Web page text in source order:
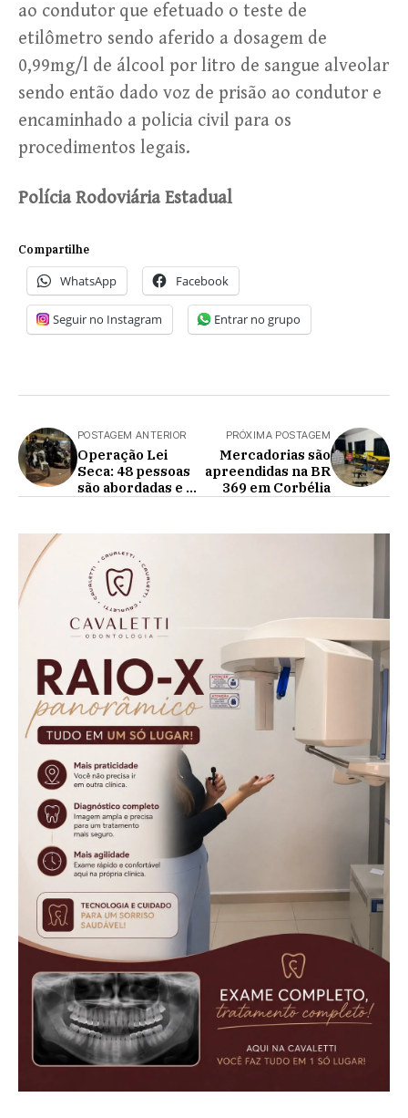
ao condutor que efetuado o teste de
etilômetro sendo aferido a dosagem de
0,99mg/l de álcool por litro de sangue alveolar
sendo então dado voz de prisão ao condutor e
encaminhado a policia civil para os
procedimentos legais.
Polícia Rodoviária Estadual
Compartilhe
WhatsApp Facebook
Seguir no Instagram Entrar no grupo
POSTAGEM ANTERIOR
Operação Lei
Seca: 48 pessoas
são abordadas e 3
volante em
Cascavel
PRÓXIMA POSTAGEM
Mercadorias são
apreendidas na BR
369 em Corbélia